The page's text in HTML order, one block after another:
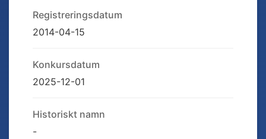
Registreringsdatum
2014-04-15
Konkursdatum
2025-12-01
Historiskt namn
-